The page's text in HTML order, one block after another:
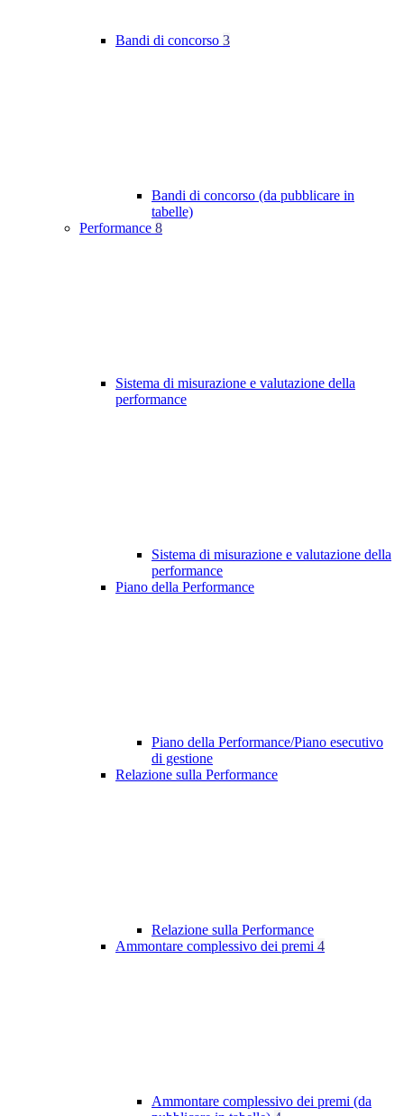
Bandi di concorso 3
Bandi di concorso (da pubblicare in
tabelle)
Performance 8
Sistema di misurazione e valutazione della
performance
Sistema di misurazione e valutazione della
performance
Piano della Performance
Piano della Performance/Piano esecutivo
di gestione
Relazione sulla Performance
Relazione sulla Performance
Ammontare complessivo dei premi 4
Ammontare complessivo dei premi (da